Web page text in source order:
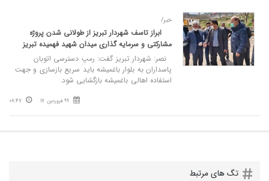
خبر/
ابراز تاسف شهردار تبریز از طولانی شدن پروژه
مشارکتی و سرمایه گذاری میدان شهید فهمیده تبریز
نصر: شهردار تبریز گفت: رمپ دسترسی اتوبان
پاسداران به بلوار باغمیشه باید سریع بازسازی و جهت
استفاده اهالی باغمیشه بازگشایی شود.
99 فروردین 17 08:47
تگ های مرتبط